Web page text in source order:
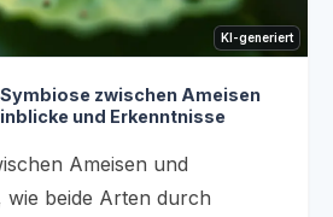
KI-generiert
zwischen Ameisen
und Erkenntnisse
Ameisen und
wie beide Arten durch